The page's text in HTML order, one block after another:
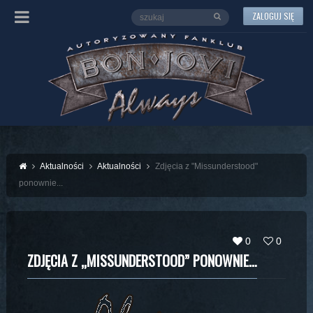
ZALOGUJ SIĘ
Aktualności Aktualności
Zdjęcia z "Missunderstood"
ponownie...
0 0
ZDJĘCIA Z „MISSUNDERSTOOD” PONOWNIE…